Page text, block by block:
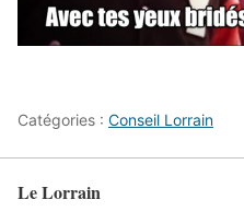
Catégories : Conseil Lorrain
Le Lorrain